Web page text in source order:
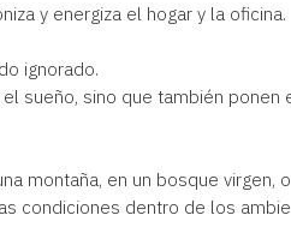
y energiza el hogar y la oficina.
ignorado.
sueño, sino que también ponen
montaña, en un bosque virgen,
condiciones dentro de los